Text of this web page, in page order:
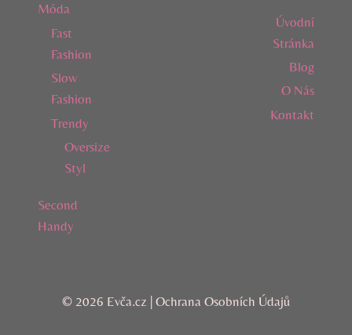
Móda
Fast
Fashion
Slow
Fashion
Trendy
Oversize
Styl
Second
Handy
Úvodní
Stránka
Blog
O Nás
Kontakt
© 2026 Evča.cz | Ochrana Osobních Údajů